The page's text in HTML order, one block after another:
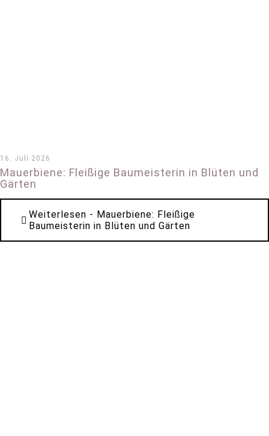
16. Juli 2026
Mauerbiene: Fleißige Baumeisterin in Blüten und
Gärten
Weiterlesen - Mauerbiene: Fleißige
Baumeisterin in Blüten und Gärten